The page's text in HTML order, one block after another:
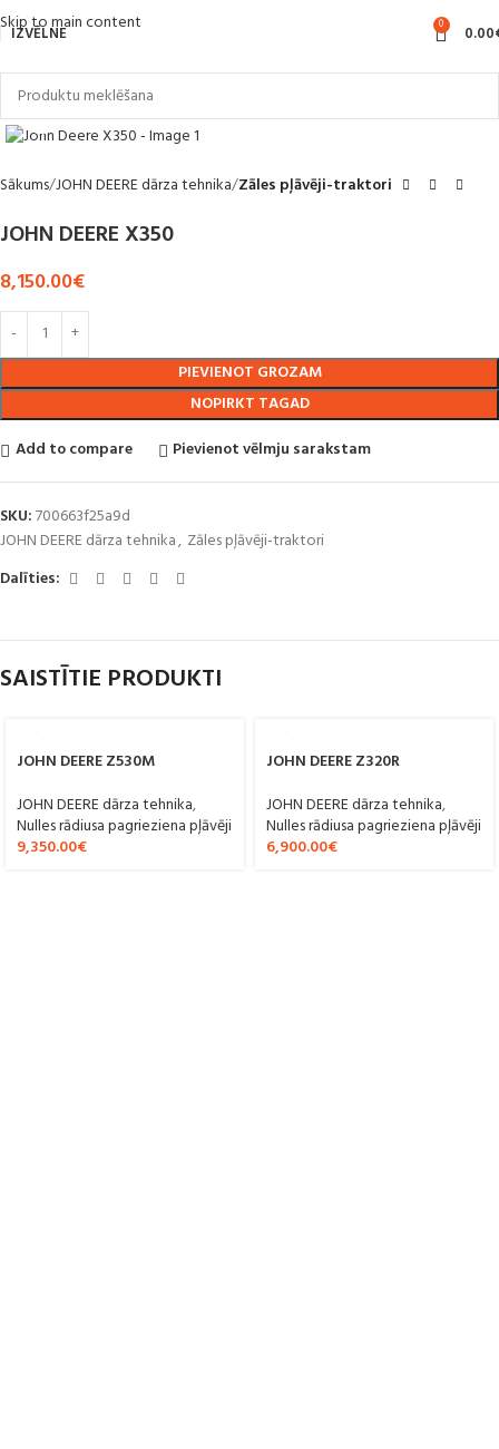
Skip to main content
IZVĒLNE 0 0.00
Sākums JOHN DEERE dārza tehnika Zāles pļāvēji-traktori
JOHN DEERE X350
8,150.00€
PIEVIENOT GROZAM
NOPIRKT TAGAD
Add to compare
Pievienot vēlmju sarakstam
SKU:700663f25a9d
JOHN DEERE dārza tehnika, Zāles pļāvēji-traktori
Dalīties:
SAISTĪTIE PRODUKTI
JOHN DEERE Z530M
JOHN DEERE dārza tehnika,
Nulles rādiusa pagrieziena pļāvēji
9,350.00€
JOHN DEERE Z320R
JOHN DEERE dārza tehnika,
Nulles rādiusa pagrieziena pļāvēji
6,900.00€